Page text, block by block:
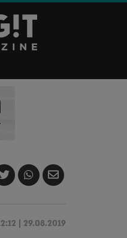
שלח
בדואר
שתף
ב-
29.08.2019 | 12:12